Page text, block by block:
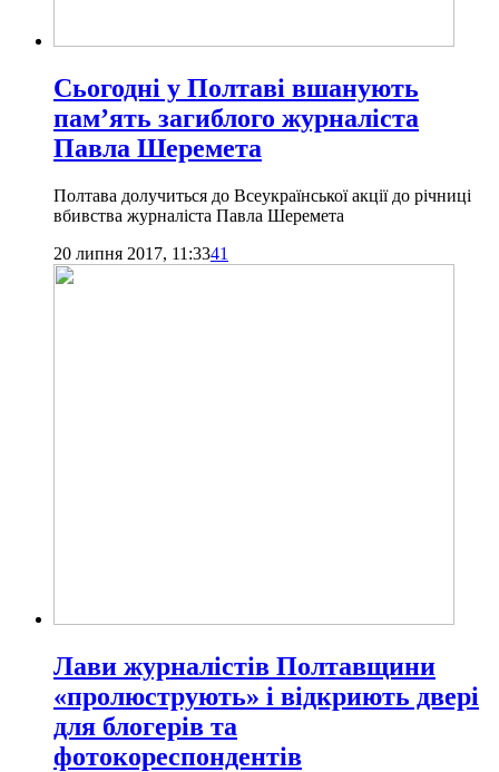
Сьогодні у Полтаві вшанують
пам’ять загиблого журналіста
Павла Шеремета
Полтава долучиться до Всеукраїнської акції до річниці
вбивства журналіста Павла Шеремета
20 липня 2017, 11:3341
Лави журналістів Полтавщини
«пролюструють» і відкриють двері
для блогерів та
фотокореспондентів